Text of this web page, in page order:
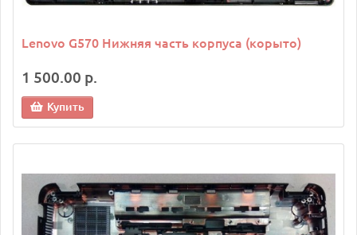
Lenovo G570 Нижняя часть корпуса (корыто)
1 500.00 р.
Купить